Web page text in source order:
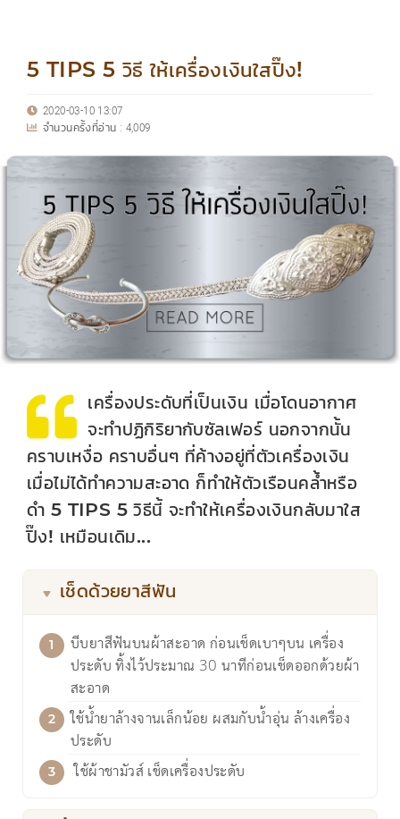
5 TIPS 5 วิธี ให้เครื่องเงินใสปิ๊ง!
2020-03-10 13:07
จำนวนครั้งที่อ่าน : 4,009
เครื่องประดับที่เป็นเงิน เมื่อโดนอากาศ
จะทำปฏิกิริยากับซัลเฟอร์ นอกจากนั้น
คราบเหงื่อ คราบอื่นๆ ที่ค้างอยู่ที่ตัวเครื่องเงิน
เมื่อไม่ได้ทำความสะอาด ก็ทำให้ตัวเรือนคล้ำหรือ
ดำ 5 TIPS 5 วิธีนี้ จะทำให้เครื่องเงินกลับมาใส
ปิ๊ง! เหมือนเดิม...
เช็ดด้วยยาสีฟัน
บีบยาสีฟันบนผ้าสะอาด ก่อนเช็ดเบาๆบน เครื่อง
ประดับ ทิ้งไว้ประมาณ 30 นาทีก่อนเช็ดออกด้วยผ้า
สะอาด
ใช้น้ำยาล้างจานเล็กน้อย ผสมกับน้ำอุ่น ล้างเครื่อง
ประดับ
ใช้ผ้าชามัวส์ เช็ดเครื่องประดับ